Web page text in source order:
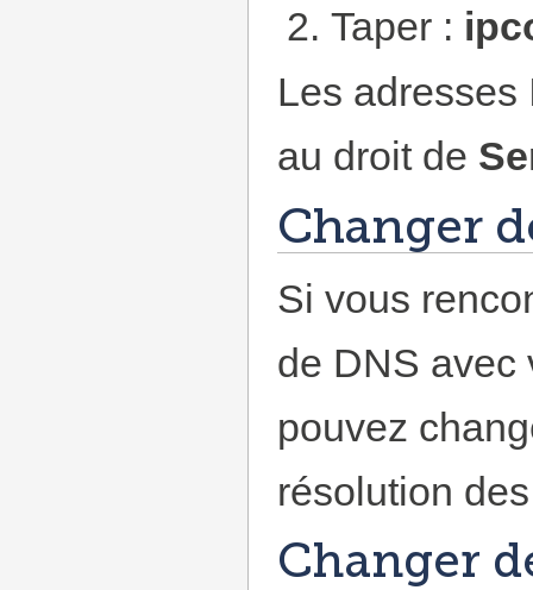
Taper :
Les adresses
au droit de
Changer
Si vous
de DNS avec
pouvez
résolution
Changer